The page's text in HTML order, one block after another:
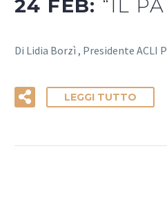
24 FEB: “IL
Di Lidia Borzì , Presidente
LEGGI TUTTO